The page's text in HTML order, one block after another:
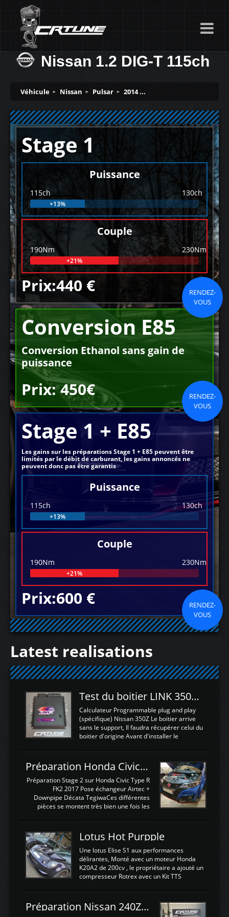
Nissan 1.2 DIG-T 115ch
Véhicule Nissan Pulsar 2014 ...
Stage 1
Puissance
115ch 130ch
+13%
Couple
190Nm 230Nm
+21%
Prix:440 €
RENDEZ-
VOUS
Conversion E85
Conversion Ethanol sans gain de
puissance
Prix: 450€
RENDEZ-
VOUS
Stage 1 + E85
Les gains sur les préparations Stage 1 + E85 peuvent être
limités par le débit de carburant, les gains annoncés ne
peuvent donc pas être garantis
Puissance
115ch 130ch
+13%
Couple
190Nm 230Nm
+21%
Prix:600 €
RENDEZ-
VOUS
Latest realisations
Test du boitier LINK 350Z Plugin ECU
Calculateur Programmable plug and play
(spécifique) Nissan 350Z Le boitier arrive
sans le support, Il faudra récupérer celui du
boitier d'origine Avant d'installer le
d'envoyer l'information de la large bande
dans le boitier. sydney sweeney deepfake
La sortie 0-5V de l'afr sera connectée sur
l'entrée AN Volt 8 et GndAN pour
Analogique, et Volt car l'information est une
tension (Pas une résistance variable d'un
est temps de brancher le ...
Préparation Honda Civic Type R FK2
Préparation Stage 2 sur Honda Civic Type R
FK2 2017 Pose échangeur Airtec +
Downpipe Décata TegiwaCes différentes
pièces se montent très bien une fois les
légere découpe du plastique inferieur,
negénant en rien la structure ou le
fonctionnement du fond plat. Une
reprogrammation Stage 2 est faite sur le
calculateur d'origine. Une alternative
économique au passage sur Hondata
d'origine 310cv et 400Nn , Une fois
reprogrammé et les ...
Lotus Hot Purpple
Une lotus Elise S1 aux performances
délirantes, Monté avec un moteur Honda
K20A2 de 200cv , le propriétaire a ajouté un
compresseur Rotrex avec un Kit TTS
d'augmenter la puissance de son moteur:
un watercooler a été ajouté. 300Cv sans
Préparation Nissan 240Z SR20DET